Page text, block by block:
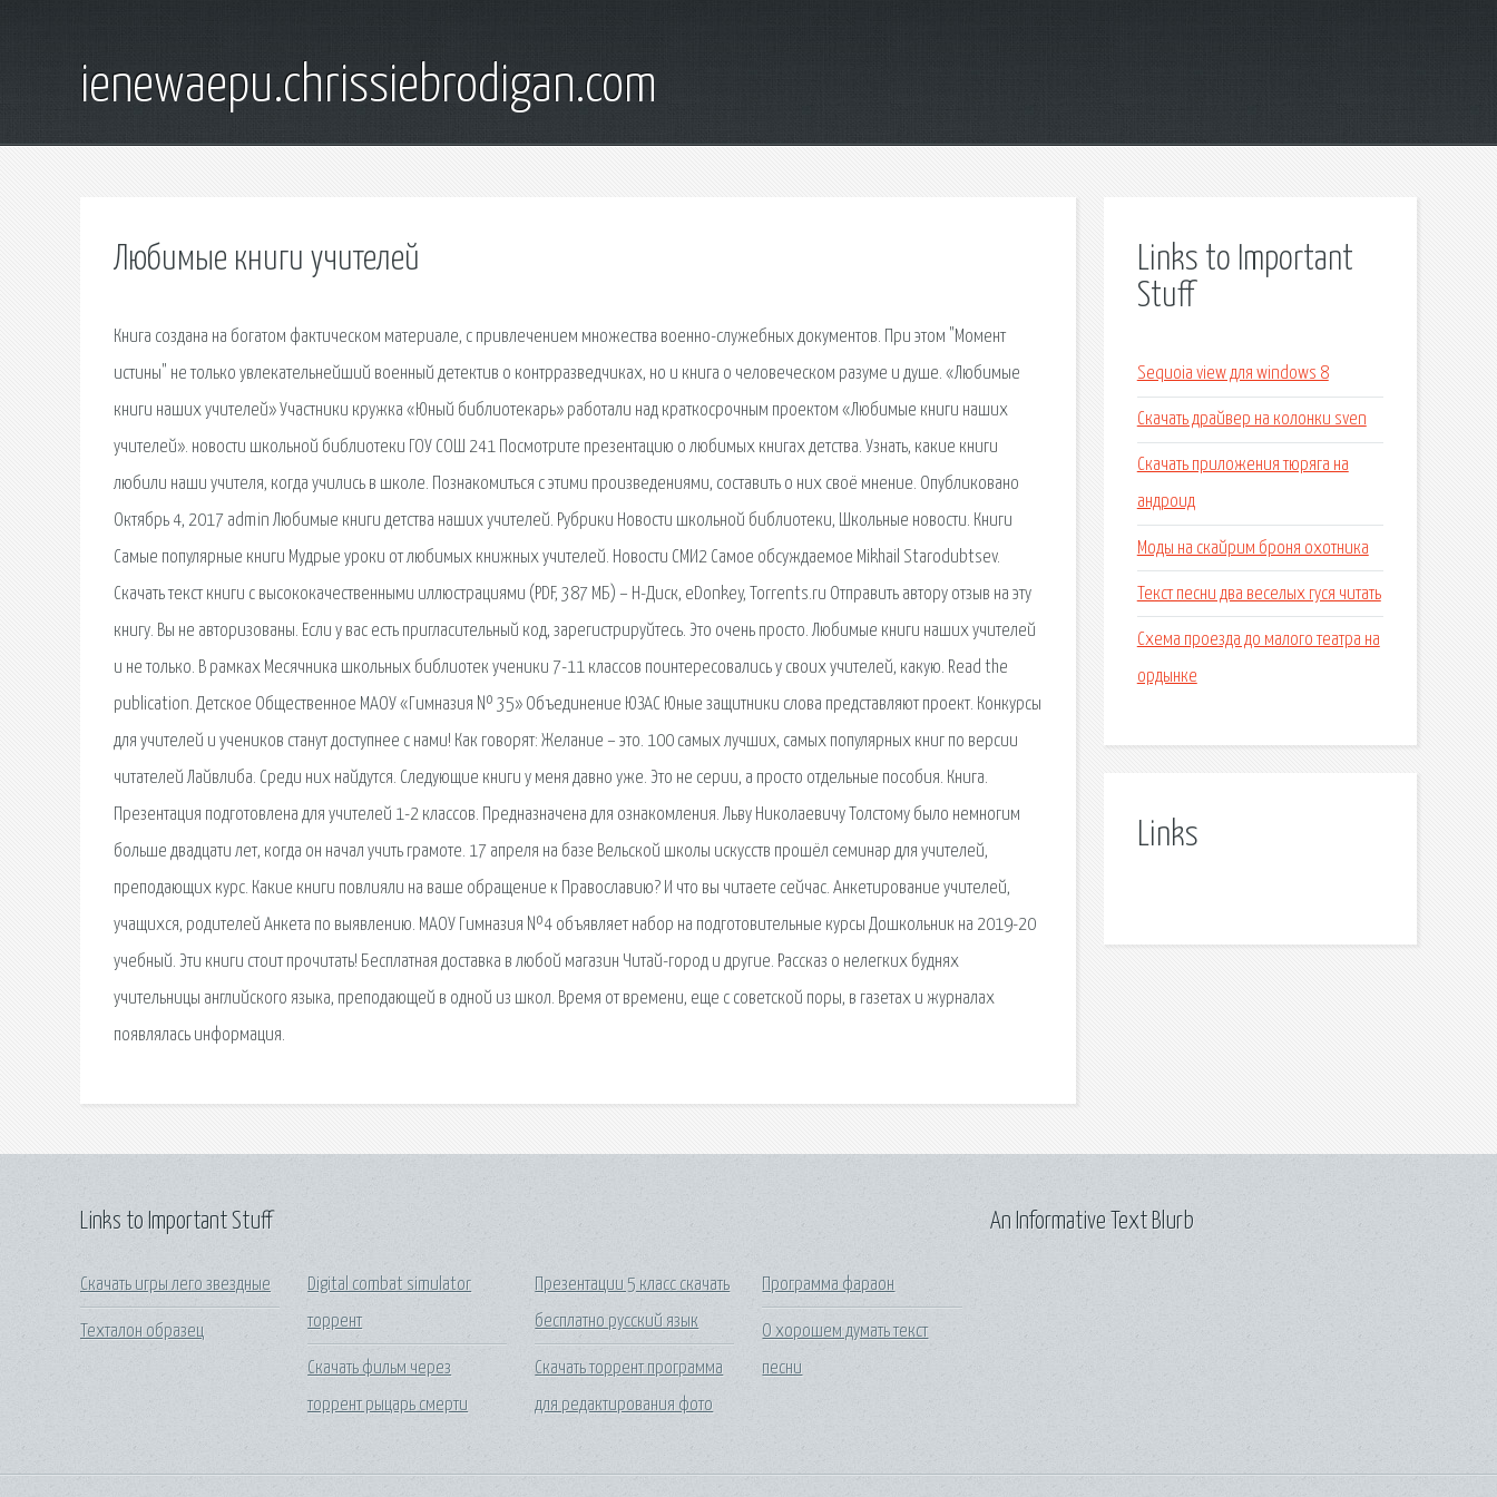
ienewaepu.chrissiebrodigan.com
Любимые книги учителей
Книга создана на богатом фактическом материале, с привлечением множества военно-служебных документов. При этом "Момент
истины" не только увлекательнейший военный детектив о контрразведчиках, но и книга о человеческом разуме и душе. «Любимые
книги наших учителей» Участники кружка «Юный библиотекарь» работали над краткосрочным проектом «Любимые книги наших
учителей». новости школьной библиотеки ГОУ СОШ 241 Посмотрите презентацию о любимых книгах детства. Узнать, какие книги
любили наши учителя, когда учились в школе. Познакомиться с этими произведениями, составить о них своё мнение. Опубликовано
Октябрь 4, 2017 admin Любимые книги детства наших учителей. Рубрики Новости школьной библиотеки, Школьные новости. Книги
Самые популярные книги Мудрые уроки от любимых книжных учителей. Новости СМИ2 Самое обсуждаемое Mikhail Starodubtsev.
Скачать текст книги с высококачественными иллюстрациями (PDF, 387 MБ) – Н-Диск, eDonkey, Torrents.ru Отправить автору отзыв на эту
книгу. Вы не авторизованы. Если у вас есть пригласительный код, зарегистрируйтесь. Это очень просто. Любимые книги наших учителей
и не только. В рамках Месячника школьных библиотек ученики 7-11 классов поинтересовались у своих учителей, какую. Read the
publication. Детское Общественное МАОУ «Гимназия № 35» Объединение ЮЗАС Юные защитники слова представляют проект. Конкурсы
для учителей и учеников станут доступнее с нами! Как говорят: Желание – это. 100 самых лучших, самых популярных книг по версии
читателей Лайвлиба. Среди них найдутся. Следующие книги у меня давно уже. Это не серии, а просто отдельные пособия. Книга.
Презентация подготовлена для учителей 1-2 классов. Предназначена для ознакомления. Льву Николаевичу Толстому было немногим
больше двадцати лет, когда он начал учить грамоте. 17 апреля на базе Вельской школы искусств прошёл семинар для учителей,
преподающих курс. Какие книги повлияли на ваше обращение к Православию? И что вы читаете сейчас. Анкетирование учителей,
учащихся, родителей Анкета по выявлению. МАОУ Гимназия №4 объявляет набор на подготовительные курсы Дошкольник на 2019-20
учебный. Эти книги стоит прочитать! Бесплатная доставка в любой магазин Читай-город и другие. Рассказ о нелегких буднях
учительницы английского языка, преподающей в одной из школ. Время от времени, еще с советской поры, в газетах и журналах
появлялась информация.
Links to Important
Stuff
Sequoia view для windows 8
Скачать драйвер на колонки sven
Скачать приложения тюряга на
андроид
Моды на скайрим броня охотника
Текст песни два веселых гуся читать
Схема проезда до малого театра на
ордынке
Links
Links to Important Stuff
Скачать игры лего звездные
Техталон образец
Digital combat simulator
торрент
Скачать фильм через
торрент рыцарь смерти
Презентации 5 класс скачать
бесплатно русский язык
Скачать торрент программа
для редактирования фото
Программа фараон
О хорошем думать текст
песни
An Informative Text Blurb